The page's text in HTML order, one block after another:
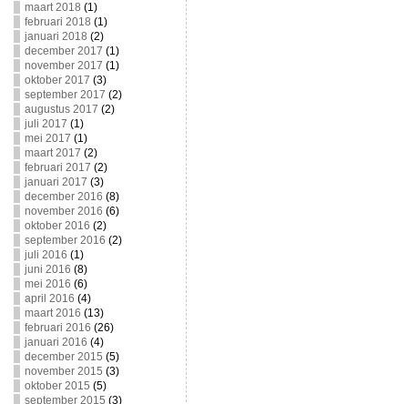
maart 2018 (1)
februari 2018 (1)
januari 2018 (2)
december 2017 (1)
november 2017 (1)
oktober 2017 (3)
september 2017 (2)
augustus 2017 (2)
juli 2017 (1)
mei 2017 (1)
maart 2017 (2)
februari 2017 (2)
januari 2017 (3)
december 2016 (8)
november 2016 (6)
oktober 2016 (2)
september 2016 (2)
juli 2016 (1)
juni 2016 (8)
mei 2016 (6)
april 2016 (4)
maart 2016 (13)
februari 2016 (26)
januari 2016 (4)
december 2015 (5)
november 2015 (3)
oktober 2015 (5)
september 2015 (3)